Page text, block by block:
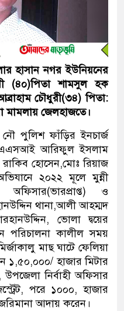
হাসান নগর ইউনিয়নের
(৪০)পিতা শামসুল হক
চৌধুরী(৩৪) পিতা:
মামলায় জেলহাজতে।
পুলিশ ফাঁড়ির ইনচার্জ
এএসআই আরিফুল ইসলাম
হোসেন,মোঃ রিয়াজ
২০২২ মূলে মুন্নী
ও
থানা,আলী আহম্মদ
ভোলা দ্বয়ের
পরিচালনা কালীল সময়
মাছ ঘাটে ফেলিয়া
১,৫০,০০০/ হাজার মিটার
নির্বাহী অফিসার
পরে ১০০০, হাজার
আদায় করেন।